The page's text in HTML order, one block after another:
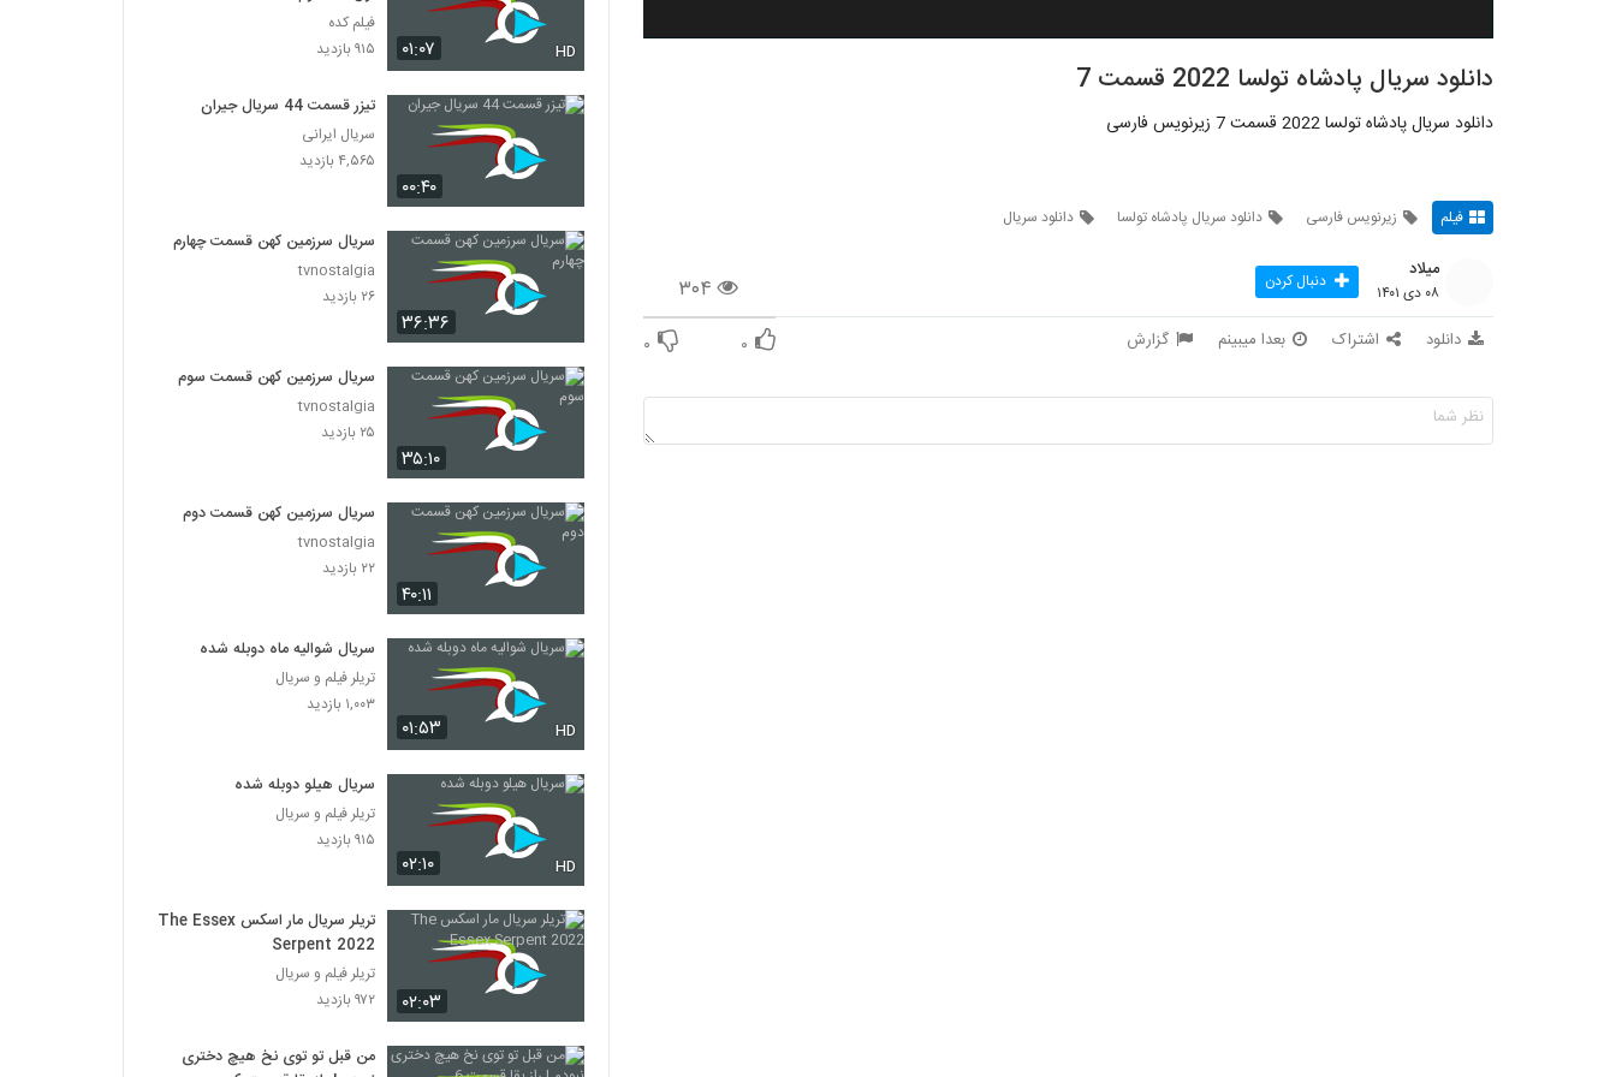
دانلود سریال پادشاه تولسا 2022 قسمت 7
دانلود سریال پادشاه تولسا 2022 قسمت 7 زیرنویس فارسی
فیلم زیرنویس فارسی دانلود سریال پادشاه تولسا دانلود سریال
۳۰۴
میلاد
۰۸ دی ۱۴۰۱ دنبال کردن
دانلود اشتراک بعدا میبینم گزارش ۰ ۰
۰۱:۰۷ HD
فیلم کده
۹۱۵ بازدید
۰۰:۴۰
تیزر قسمت 44 سریال جیران
سریال ایرانی
۴,۵۶۵ بازدید
۳۶:۳۶
سریال سرزمین کهن قسمت چهارم
tvnostalgia
۲۶ بازدید
۳۵:۱۰
سریال سرزمین کهن قسمت سوم
tvnostalgia
۲۵ بازدید
۴۰:۱۱
سریال سرزمین کهن قسمت دوم
tvnostalgia
۲۲ بازدید
۰۱:۵۳ HD
سریال شوالیه ماه دوبله شده
تریلر فیلم و سریال
۱,۰۰۳ بازدید
۰۲:۱۰ HD
سریال هیلو دوبله شده
تریلر فیلم و سریال
۹۱۵ بازدید
۰۲:۰۳
تریلر سریال مار اسکس The Essex
Serpent 2022
تریلر فیلم و سریال
۹۷۲ بازدید
من قبل تو توی نخ هیچ دختری